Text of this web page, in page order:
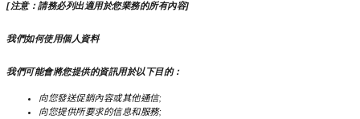
[注意：請務必列出適用於您業務的所有內容]
我們如何使用個人資料
我們可能會將您提供的資訊用於以下目的：
向您發送促銷內容或其他通信;
向您提供所要求的信息和服務;